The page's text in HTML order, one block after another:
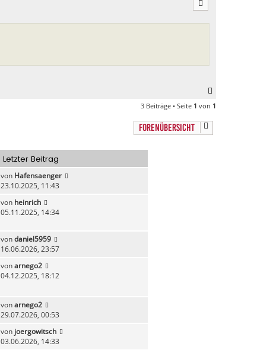
3 Beiträge • Seite 1 von 1
FORENÜBERSICHT
Letzter Beitrag
von Hafensaenger
23.10.2025, 11:43
von heinrich
05.11.2025, 14:34
vondaniel5959
16.06.2026, 23:57
vonarnego2
04.12.2025, 18:12
vonarnego2
29.07.2026, 00:53
von joergowitsch
03.06.2026, 14:33